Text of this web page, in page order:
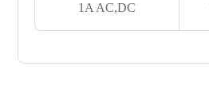
1A AC,DC